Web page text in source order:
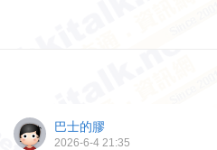
巴士的膠
2026-6-4 21:35